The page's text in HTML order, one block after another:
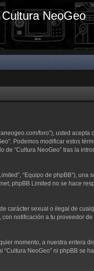
Cultura NeoGeo
foro”), usted
Podemos modificar estos
“Cultura NeoGeo” tras la
“Equipo de phpBB”),
phpBB Limited no se hace
sexual o ilegal de
notificación a tu proveedor
momento, a nuestra
NeoGeo” ni phpBB